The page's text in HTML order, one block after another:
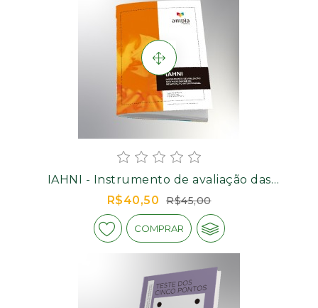
IAHNI - Instrumento de avaliação das
habilidades de negociação interpessoal -
Manual
R$40,50 R$45,00
COMPRAR